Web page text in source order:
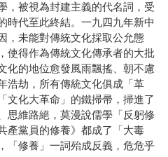
，被視為封建主義的代名詞，受
時代至此終結。一九四九年新中
，未能對傳統文化採取公允態
使得作為傳統文化傳承者的大批
化的地位愈發風雨飄搖、朝不慮
浩劫，所有傳統文化俱成「革
文化大革命」的鐵掃帚，掃進了
思維路絕，莫漫說儒學「反躬修
產黨員的修養》都成了「大毒
「修養」一詞殆成反義，危危乎